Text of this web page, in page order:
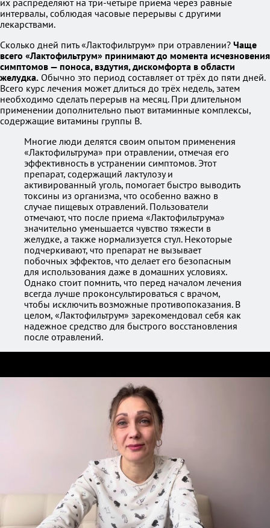
их распределяют на три-четыре приёма через равные
интервалы, соблюдая часовые перерывы с другими
лекарствами.
Сколько дней пить «Лактофильтрум» при отравлении? Чаще
всего «Лактофильтрум» принимают до момента исчезновения
симптомов — поноса, вздутия, дискомфорта в области
желудка. Обычно это период составляет от трёх до пяти дней.
Всего курс лечения может длиться до трёх недель, затем
необходимо сделать перерыв на месяц. При длительном
применении дополнительно пьют витаминные комплексы,
содержащие витамины группы В.
Многие люди делятся своим опытом применения
«Лактофильтрума» при отравлении, отмечая его
эффективность в устранении симптомов. Этот
препарат, содержащий лактулозу и
активированный уголь, помогает быстро выводить
токсины из организма, что особенно важно в
случае пищевых отравлений. Пользователи
отмечают, что после приема «Лактофильтрума»
значительно уменьшается чувство тяжести в
желудке, а также нормализуется стул. Некоторые
подчеркивают, что препарат не вызывает
побочных эффектов, что делает его безопасным
для использования даже в домашних условиях.
Однако стоит помнить, что перед началом лечения
всегда лучше проконсультироваться с врачом,
чтобы исключить возможные противопоказания. В
целом, «Лактофильтрум» зарекомендовал себя как
надежное средство для быстрого восстановления
после отравлений.